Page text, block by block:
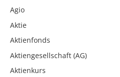
Agio
Aktie
Aktienfonds
Aktiengesellschaft (AG)
Aktienkurs